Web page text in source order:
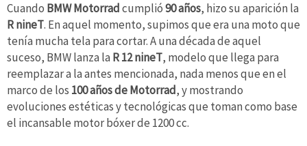
Cuando BMW Motorradcumplió90 años, hizo su aparición la
RnineT. En aquel momento, supimos que era una moto que
tenía mucha tela para cortar. A una década de aquel
suceso, BMW lanza la R 12 nineT, modelo que llega para
reemplazar a la antes mencionada, nada menos que en el
marco de los 100 años de Motorrad, y mostrando
evoluciones estéticas y tecnológicas que toman como base
el incansable motor bóxer de 1200 cc.